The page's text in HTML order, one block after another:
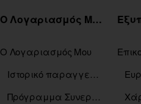
Ο Λογαριασμός Μου
Ο Λογαριασμός Μου
Ιστορικό παραγγελιών
Πρόγραμμα Συνεργατών